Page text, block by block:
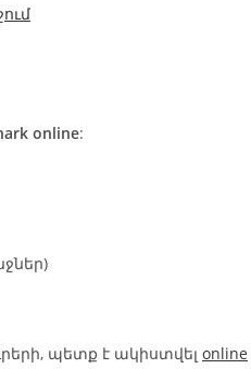
online:
պետք է ակիստվել online